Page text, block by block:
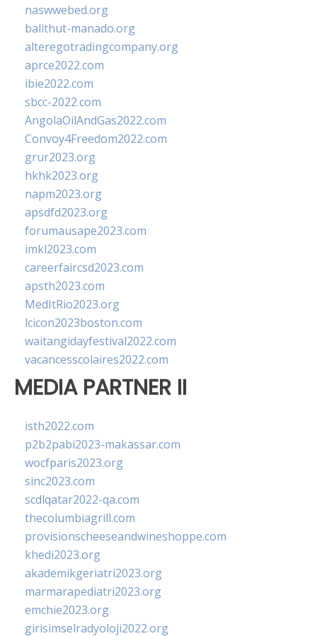
naswwebed.org
balithut-manado.org
alteregotradingcompany.org
aprce2022.com
ibie2022.com
sbcc-2022.com
AngolaOilAndGas2022.com
Convoy4Freedom2022.com
grur2023.org
hkhk2023.org
napm2023.org
apsdfd2023.org
forumausape2023.com
imkl2023.com
careerfaircsd2023.com
apsth2023.com
MedItRio2023.org
lcicon2023boston.com
waitangidayfestival2022.com
vacancesscolaires2022.com
MEDIA PARTNER II
isth2022.com
p2b2pabi2023-makassar.com
wocfparis2023.org
sinc2023.com
scdlqatar2022-qa.com
thecolumbiagrill.com
provisionscheeseandwineshoppe.com
khedi2023.org
akademikgeriatri2023.org
marmarapediatri2023.org
emchie2023.org
girisimselradyoloji2022.org